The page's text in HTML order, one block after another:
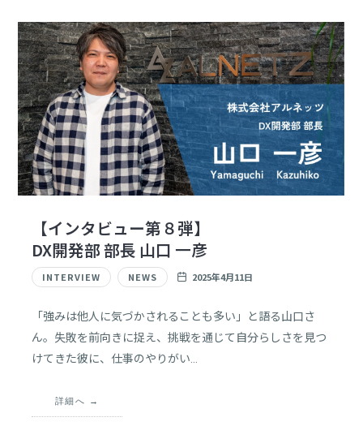
【インタビュー第８弾】
DX開発部 部長 山口 一彦
INTERVIEW NEWS 2025年4月11日
「強みは他人に気づかされることも多い」と語る山口さ
ん。失敗を前向きに捉え、挑戦を通じて自分らしさを見つ
けてきた彼に、仕事のやりがい…
詳細へ